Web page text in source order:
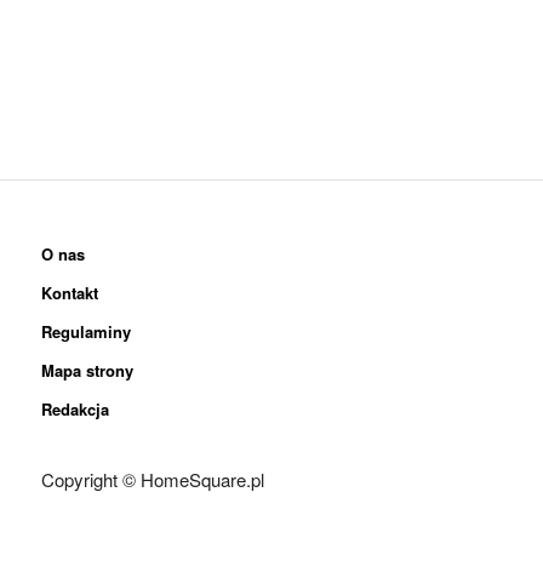
O nas
Kontakt
Regulaminy
Mapa strony
Redakcja
Copyright © HomeSquare.pl